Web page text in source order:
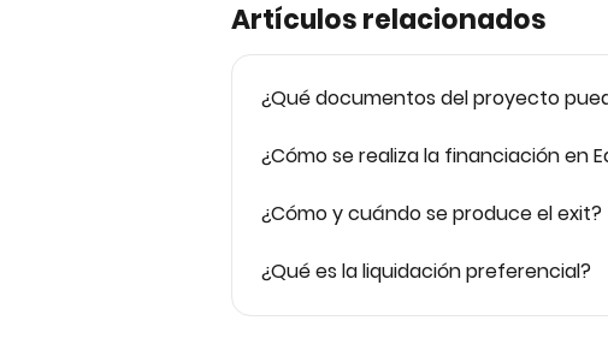
Artículos relacionados
¿Qué documentos del proyecto
¿Cómo se realiza la financiación en
¿Cómo y cuándo se produce el exit?
¿Qué es la liquidación preferencial?